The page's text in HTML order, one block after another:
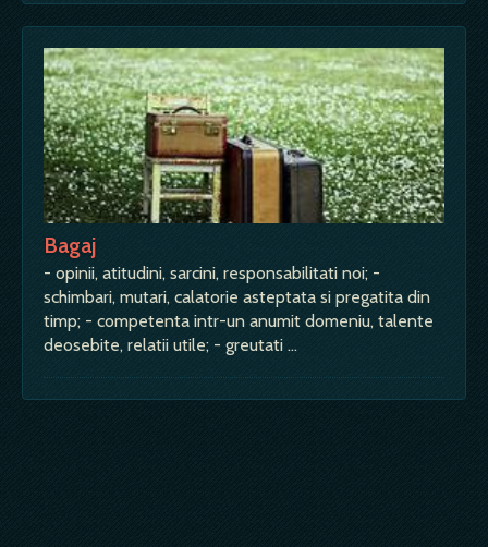
Bagaj
- opinii, atitudini, sarcini, responsabilitati noi; -
schimbari, mutari, calatorie asteptata si pregatita din
timp; - competenta intr-un anumit domeniu, talente
deosebite, relatii utile; - greutati …